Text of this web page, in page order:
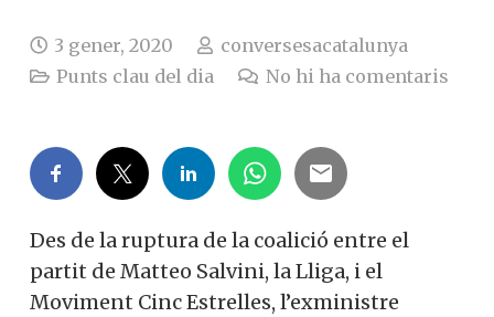
3 gener, 2020
conversesacatalunya
Punts clau del dia
No hi ha comentaris
Des de la ruptura de la coalició entre el
partit de Matteo Salvini, la Lliga, i el
Moviment Cinc Estrelles, l’exministre